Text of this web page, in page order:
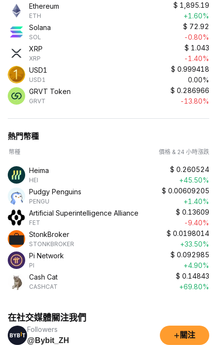
Ethereum
ETH
$ 1,895.19
+1.60%
Solana
SOL
$ 72.92
-0.80%
XRP
XRP
$ 1.043
-1.40%
USD1
USD1
$ 0.999418
0.00%
GRVT Token
GRVT
$ 0.286966
-13.80%
熱門幣種
幣種 價格 & 24 小時漲跌
Heima
HEI
$ 0.260524
+45.50%
Pudgy Penguins
PENGU
$ 0.00609205
+1.40%
Artificial Superintelligence Alliance
FET
$ 0.13609
-9.40%
StonkBroker
STONKBROKER
$ 0.0198014
+33.50%
Pi Network
PI
$ 0.092985
+4.90%
Cash Cat
CASHCAT
$ 0.14843
+69.80%
在社交媒體關注我們
Followers
@Bybit_ZH
+ 關注